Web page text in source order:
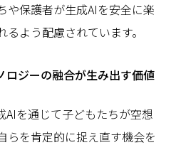
や保護者が生成AIを安全に楽
よう配慮されています。
ジーの融合が生み出す価値
AIを通じて子どもたちが空想
らを肯定的に捉え直す機会を